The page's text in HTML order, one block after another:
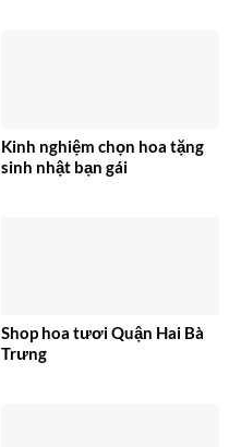
Kinh nghiệm chọn hoa tặng
sinh nhật bạn gái
Shop hoa tươi Quận Hai Bà
Trưng